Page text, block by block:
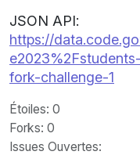
JSON API:
https://
fork-challenge-1
Étoiles: 0
Forks: 0
Issues Ouvertes: